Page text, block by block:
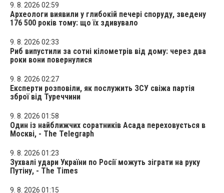
9. 8. 2026 02:59
Археологи виявили у глибокій печері споруду, зведену
176 500 років тому: що їх здивувало
9. 8. 2026 02:33
Риб випустили за сотні кілометрів від дому: через два
роки вони повернулися
9. 8. 2026 02:27
Експерти розповіли, як послужить ЗСУ свіжа партія
зброї від Туреччини
9. 8. 2026 01:58
Один із найближчих соратників Асада переховується в
Москві, - The Telegraph
9. 8. 2026 01:23
Зухвалі удари України по Росії можуть зіграти на руку
Путіну, - The Times
9. 8. 2026 01:15